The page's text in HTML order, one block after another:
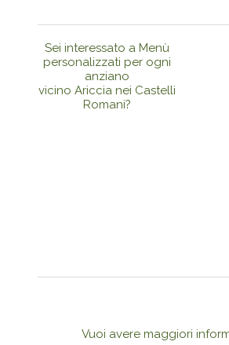
Sei interessato a Menù
personalizzati per ogni
anziano
vicino Ariccia nei Castelli
Romani?
Vuoi avere maggiori